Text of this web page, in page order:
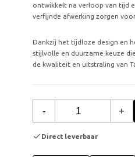
ontwikkelt na verloop van tijd
verfijnde afwerking zorgen
Dankzij het tijdloze design en
stijlvolle en duurzame keuze
de kwaliteit en uitstraling van
- +
Direct leverbaar